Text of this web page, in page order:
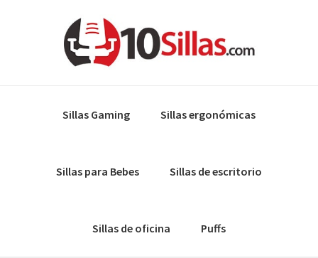
Sillas Gaming Sillas ergonómicas
Sillas para Bebes Sillas de escritorio
Sillas de oficina Puffs